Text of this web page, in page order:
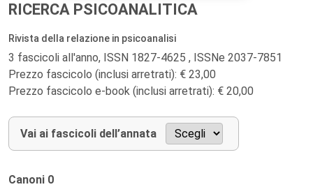
RICERCA PSICOANALITICA
Rivista della relazione in psicoanalisi
3 fascicoli all'anno, ISSN 1827-4625 , ISSNe 2037-7851
Prezzo fascicolo (inclusi arretrati): € 23,00
Prezzo fascicolo e-book (inclusi arretrati): € 20,00
Vai ai fascicoli dell’annata
Canoni 0